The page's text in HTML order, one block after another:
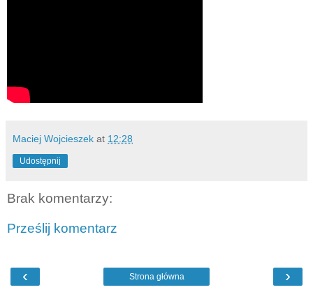
Maciej Wojcieszek at 12:28
Udostępnij
Brak komentarzy:
Prześlij komentarz
‹ ›
Strona główna